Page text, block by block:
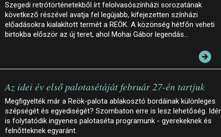
Szegedi retrótörténetekből írt felolvasószínházi sorozatának
következő részével avatja fel legújabb, kifejezetten színházi
előadásokra kialakított termét a REÖK. A közönség hétfőn veheti
birtokba először az új teret, ahol Mohai Gábor legendás…
Az idei év első palotasétáját február 27-én tartjuk
Megfigyelték már a Reök-palota ablakosztó bordáinak különleges
szépségét és egyediségét? Szombaton erre is lesz lehetőség.
is folytatódik ingyenes palotaséta programunk - gyerekeknek és
felnőtteknek egyaránt.